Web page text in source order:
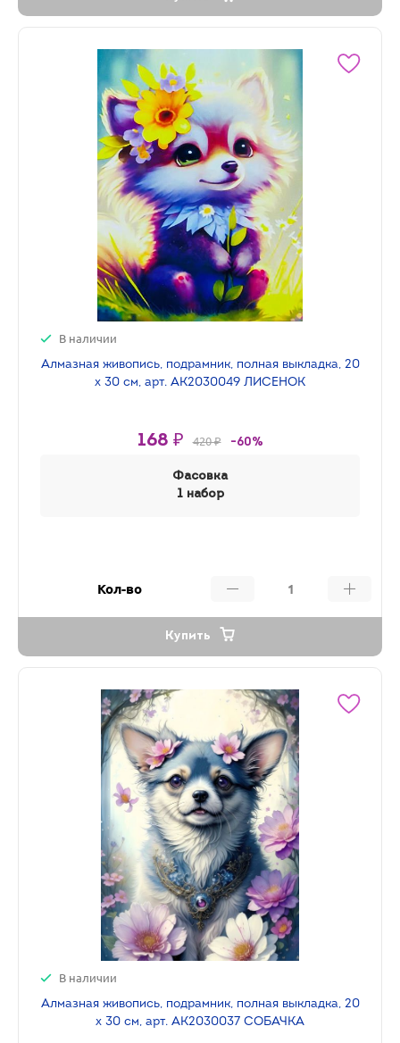
В наличии
Алмазная живопись, подрамник, полная выкладка, 20
х 30 см, арт. AK2030049 ЛИСЕНОК
168 ₽ 420 ₽ -60%
Фасовка
1 набор
Кол-во
Купить
В наличии
Алмазная живопись, подрамник, полная выкладка, 20
х 30 см, арт. AK2030037 СОБАЧКА